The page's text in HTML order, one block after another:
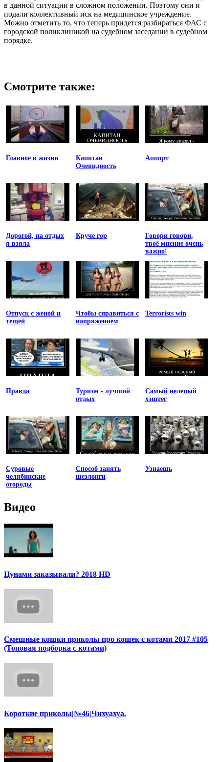
в данной ситуации в сложном положении. Поэтому они и
подали коллективный иск на медицинское учреждение.
Можно отметить то, что теперь придется разбираться ФАС с
городской поликлиникой на судебном заседании в судебном
порядке.
Смотрите также:
Главное в жизни
Капитан
Очевидность
Аппорт
Дорогой, на отдых
я взяла
Круче гор
Говори говори,
твоё мнение очень
важно!
Отпуск с женой и
тещей
Чтобы справиться с
напряжением
Terrorists win
Правда
Туризм - лучший
отдых
Самый нелепый
хэштег
Суровые
челябинские
огороды
Способ занять
шезлонги
Узнаешь
Видео
Цунами заказывали? 2018 HD
Смешные кошки приколы про кошек с котами 2017 #105
(Топовая подборка с котами)
Короткие приколы|№46|Чихуахуа.